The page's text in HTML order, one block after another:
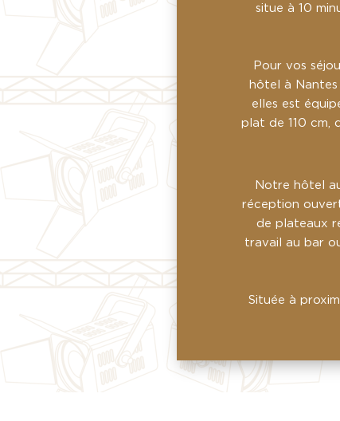
situe à 10
Pour vos
hôtel à Nantes
elles est
plat de 110 cm,
Notre hôtel
réception
de plateaux
travail au bar
Située à